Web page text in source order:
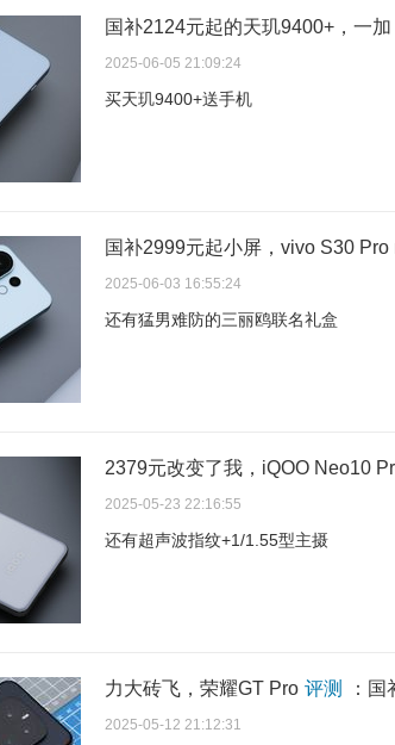
国补2124元起的天玑9400+，一
2025-06-05 21:09:24
买天玑9400+送手机
国补2999元起小屏，vivo S30 Pro
2025-06-03 16:55:24
还有猛男难防的三丽鸥联名礼盒
2379元改变了我，iQOO Neo10
2025-05-23 22:16:55
还有超声波指纹+1/1.55型主摄
力大砖飞，荣耀GT Pro 评测 ：
2025-05-12 21:12:31